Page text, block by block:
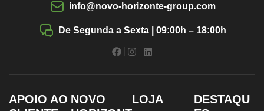
info@novo-horizonte-group.com
De Segunda a Sexta | 09:00h – 18:00h
APOIO AO NOVO
LOJA
DESTAQU